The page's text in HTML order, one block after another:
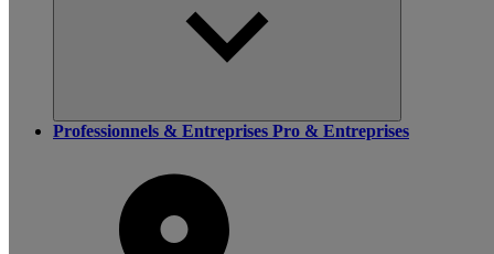
Professionnels & Entreprises Pro & Entreprises